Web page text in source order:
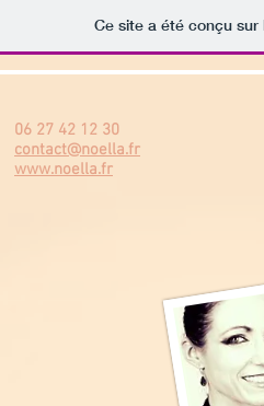
Ce site a été conçu
06 27 42 12 30
contact@noella.fr
www.noella.fr